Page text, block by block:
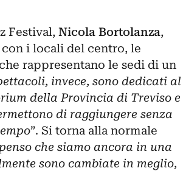
Festival, Nicola Bortolanza,
i locali del centro, le
rappresentano le sedi di un
invece, sono dedicati al
della Provincia di Treviso e
di raggiungere senza
”. Si torna alla normale
che siamo ancora in una
sono cambiate in meglio,